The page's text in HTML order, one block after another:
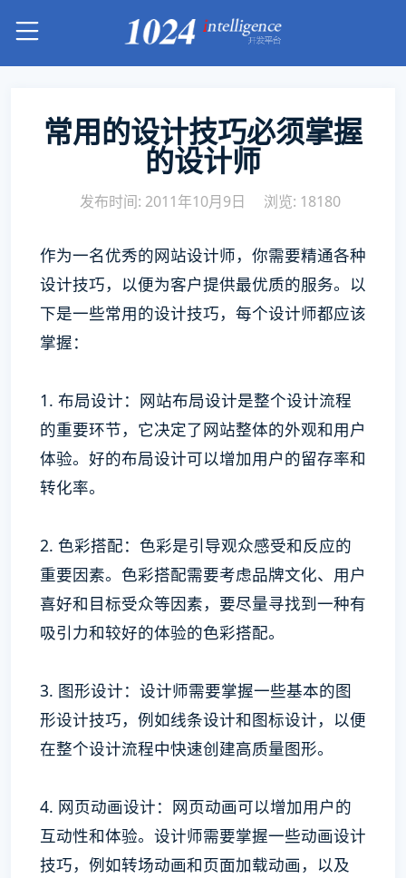
常用的设计技巧必须掌握
的设计师
发布时间: 2011年10月9日 浏览: 18180
作为一名优秀的网站设计师，你需要精通各种
设计技巧，以便为客户提供最优质的服务。以
下是一些常用的设计技巧，每个设计师都应该
掌握：
1. 布局设计：网站布局设计是整个设计流程
的重要环节，它决定了网站整体的外观和用户
体验。好的布局设计可以增加用户的留存率和
转化率。
2. 色彩搭配：色彩是引导观众感受和反应的
重要因素。色彩搭配需要考虑品牌文化、用户
喜好和目标受众等因素，要尽量寻找到一种有
吸引力和较好的体验的色彩搭配。
3. 图形设计：设计师需要掌握一些基本的图
形设计技巧，例如线条设计和图标设计，以便
在整个设计流程中快速创建高质量图形。
4. 网页动画设计：网页动画可以增加用户的
互动性和体验。设计师需要掌握一些动画设计
技巧，例如转场动画和页面加载动画，以及